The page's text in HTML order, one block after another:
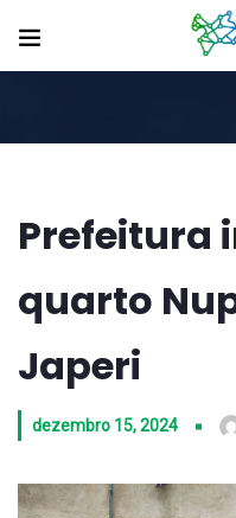
Prefeitura
quarto
Japeri
dezembro 15, 2024